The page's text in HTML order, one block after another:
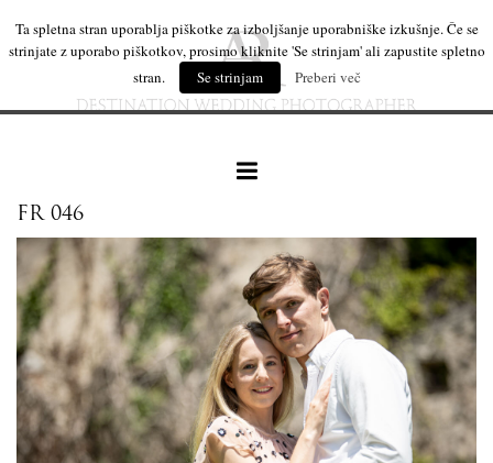
naše delo
leseni izdelki
mi
FR 046
Ta spletna stran uporablja piškotke za izboljšanje uporabniške izkušnje. Če se
strinjate z uporabo piškotkov, prosimo kliknite 'Se strinjam' ali zapustite spletno
stran.
Se strinjam Preberi več